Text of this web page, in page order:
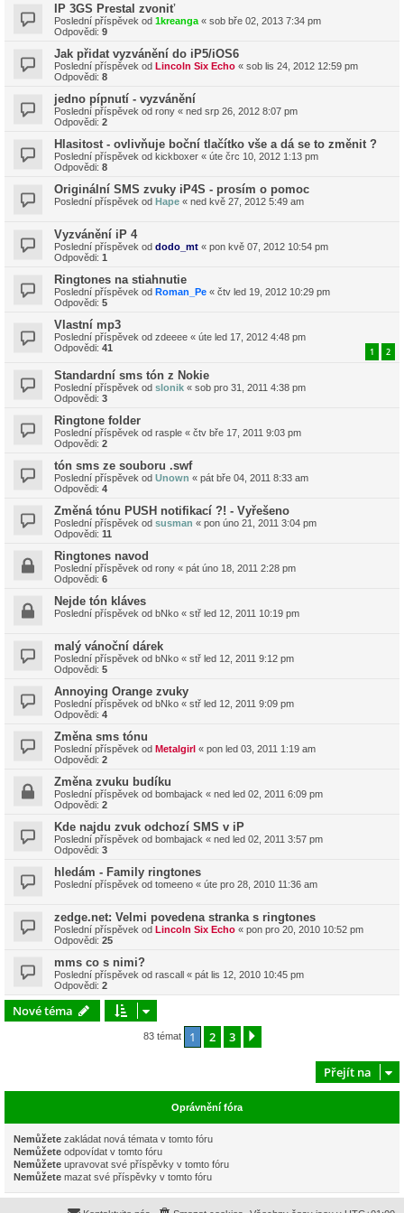
IP 3GS Prestal zvoniť
Poslední příspěvek od 1kreanga « sob bře 02, 2013 7:34 pm
Odpovědi: 9
Jak přidat vyzvánění do iP5/iOS6
Poslední příspěvek od Lincoln Six Echo « sob lis 24, 2012 12:59 pm
Odpovědi: 8
jedno pípnutí - vyzvánění
Poslední příspěvek od rony « ned srp 26, 2012 8:07 pm
Odpovědi: 2
Hlasitost - ovlivňuje boční tlačítko vše a dá se to změnit ?
Poslední příspěvek od kickboxer « úte črc 10, 2012 1:13 pm
Odpovědi: 8
Originální SMS zvuky iP4S - prosím o pomoc
Poslední příspěvek od Hape « ned kvě 27, 2012 5:49 am
Vyzvánění iP 4
Poslední příspěvek od dodo_mt « pon kvě 07, 2012 10:54 pm
Odpovědi: 1
Ringtones na stiahnutie
Poslední příspěvek od Roman_Pe « čtv led 19, 2012 10:29 pm
Odpovědi: 5
Vlastní mp3
Poslední příspěvek od zdeeee « úte led 17, 2012 4:48 pm
Odpovědi: 41 1 2
Standardní sms tón z Nokie
Poslední příspěvek od slonik « sob pro 31, 2011 4:38 pm
Odpovědi: 3
Ringtone folder
Poslední příspěvek od rasple « čtv bře 17, 2011 9:03 pm
Odpovědi: 2
tón sms ze souboru .swf
Poslední příspěvek od Unown « pát bře 04, 2011 8:33 am
Odpovědi: 4
Změná tónu PUSH notifikací ?! - Vyřešeno
Poslední příspěvek od susman « pon úno 21, 2011 3:04 pm
Odpovědi: 11
Ringtones navod
Poslední příspěvek od rony « pát úno 18, 2011 2:28 pm
Odpovědi: 6
Nejde tón kláves
Poslední příspěvek od bNko « stř led 12, 2011 10:19 pm
malý vánoční dárek
Poslední příspěvek od bNko « stř led 12, 2011 9:12 pm
Odpovědi: 5
Annoying Orange zvuky
Poslední příspěvek od bNko « stř led 12, 2011 9:09 pm
Odpovědi: 4
Změna sms tónu
Poslední příspěvek od Metalgirl « pon led 03, 2011 1:19 am
Odpovědi: 2
Změna zvuku budíku
Poslední příspěvek od bombajack « ned led 02, 2011 6:09 pm
Odpovědi: 2
Kde najdu zvuk odchozí SMS v iP
Poslední příspěvek od bombajack « ned led 02, 2011 3:57 pm
Odpovědi: 3
hledám - Family ringtones
Poslední příspěvek od tomeeno « úte pro 28, 2010 11:36 am
zedge.net: Velmi povedena stranka s ringtones
Poslední příspěvek od Lincoln Six Echo « pon pro 20, 2010 10:52 pm
Odpovědi: 25
mms co s nimi?
Poslední příspěvek od rascall « pát lis 12, 2010 10:45 pm
Odpovědi: 2
Nové téma
83 témat 1 2 3
Přejít na
Oprávnění fóra
Nemůžete zakládat nová témata v tomto fóru
Nemůžete odpovídat v tomto fóru
Nemůžete upravovat své příspěvky v tomto fóru
Nemůžete mazat své příspěvky v tomto fóru